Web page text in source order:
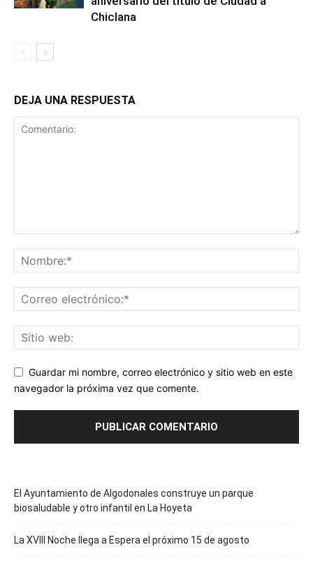
Chiclana
DEJA UNA RESPUESTA
Guardar mi nombre, correo electrónico y sitio web en este
navegador la próxima vez que comente.
El Ayuntamiento de Algodonales construye un parque
biosaludable y otro infantil en La Hoyeta
La XVIII Noche llega a Espera el próximo 15 de agosto